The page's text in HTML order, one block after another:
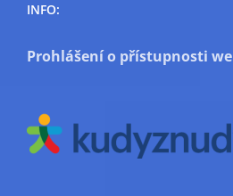
INFO:
Prohlášení o přístupnosti